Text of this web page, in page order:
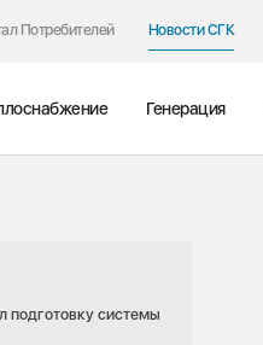
Потребителей Новости СГК
Генерация
подготовку системы